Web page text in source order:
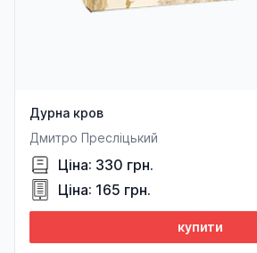
Дурна кров
Дмитро Пресліцький
Ціна: 330 грн.
Ціна: 165 грн.
купити